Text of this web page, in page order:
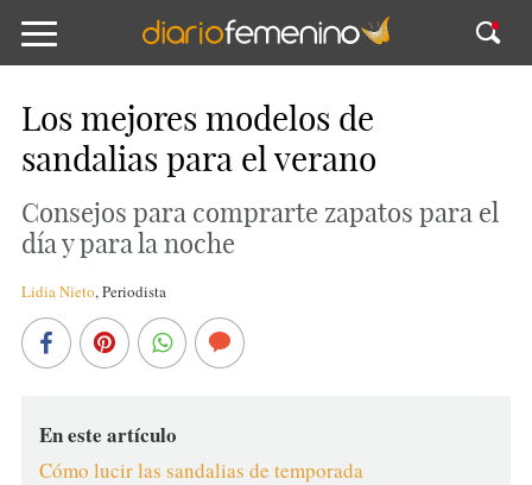
Los mejores modelos de
sandalias para el verano
Consejos para comprarte zapatos para el
día y para la noche
Lidia Nieto,Periodista
En este artículo
Cómo lucir las sandalias de temporada